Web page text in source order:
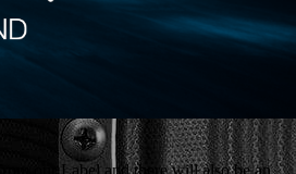
our Label and there will also be an